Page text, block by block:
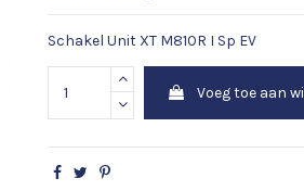
Schakel Unit XT M810R I Sp EV
Voeg toe aan